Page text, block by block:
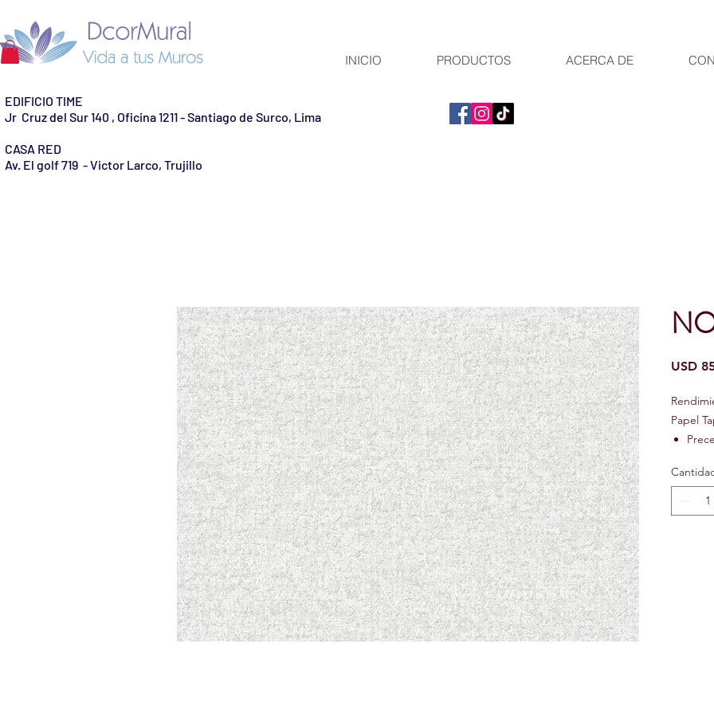
INICIO PRODUCTOS ACERCA DE
EDIFICIO TIME
Jr Cruz del Sur 140 , Oficina 1211 - Santiago de Surco, Lima
CASA RED
Av. El golf 719 - Victor Larco, Trujillo
USD
Papel